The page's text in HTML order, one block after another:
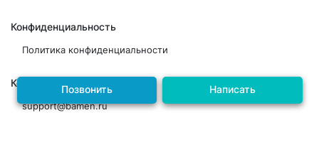
Позвонить Написать
Конфиденциальность
Политика конфиденциальности
Контакты
support@bamen.ru